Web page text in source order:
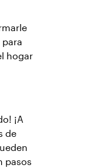
hogar
¡A
de
pasos